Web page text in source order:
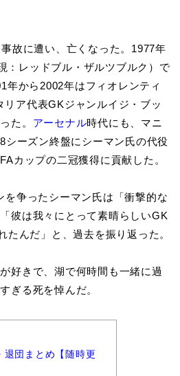
故に遭い、亡くなった。1977年
：レッドブル・ザルツブルク）で
年から2002年はフィオレンティ
ア代表GKジャンルイジ・ブッ
た。 アーセナル時代にも、マニ
シーズン終盤にシーマン氏の代役
カップの二冠獲得に貢献した。
争ったシーマン氏は「衝撃的な
彼は我々にとって素晴らしいGK
んだ」と、過去を振り返った。
好きで、湖で何時間も一緒に過
ぎる死を悼んだ。
退団まとめ【随時更